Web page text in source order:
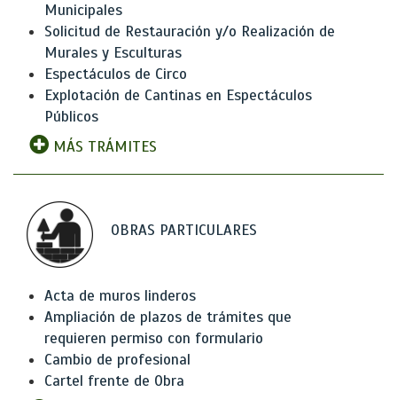
Municipales
Solicitud de Restauración y/o Realización de
Murales y Esculturas
Espectáculos de Circo
Explotación de Cantinas en Espectáculos
Públicos
MÁS TRÁMITES
OBRAS PARTICULARES
Acta de muros linderos
Ampliación de plazos de trámites que
requieren permiso con formulario
Cambio de profesional
Cartel frente de Obra